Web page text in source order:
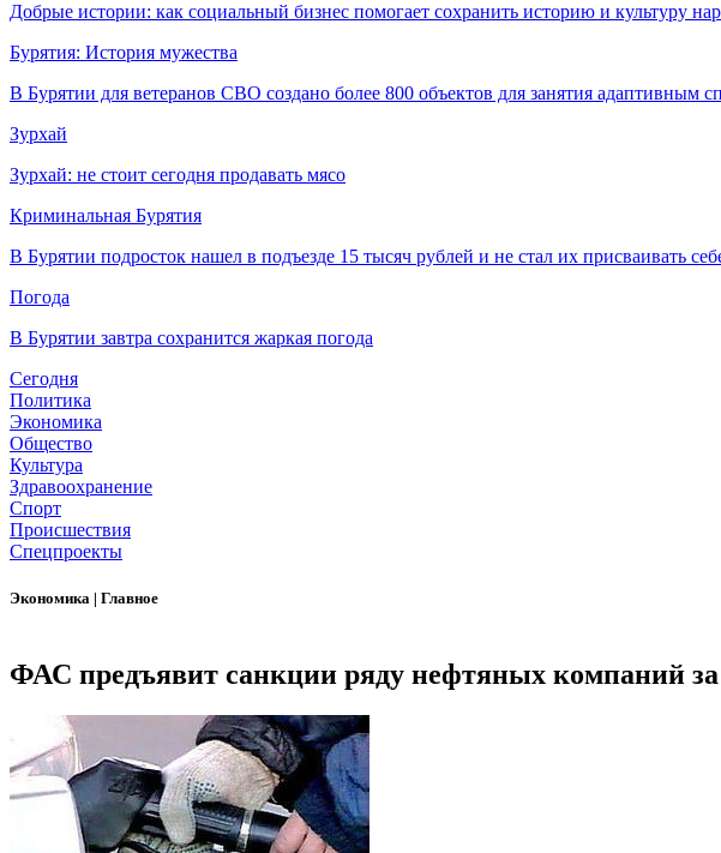
Добрые истории: как социальный бизнес помогает сохранить историю и культуру
Бурятия: История мужества
В Бурятии для ветеранов СВО создано более 800 объектов для занятия адаптивным
Зурхай
Зурхай: не стоит сегодня продавать мясо
Криминальная Бурятия
В Бурятии подросток нашел в подъезде 15 тысяч рублей и не стал их присваивать
Погода
В Бурятии завтра сохранится жаркая погода
Сегодня
Политика
Экономика
Общество
Культура
Здравоохранение
Спорт
Происшествия
Спецпроекты
Экономика | Главное
ФАС предъявит санкции ряду нефтяных компаний